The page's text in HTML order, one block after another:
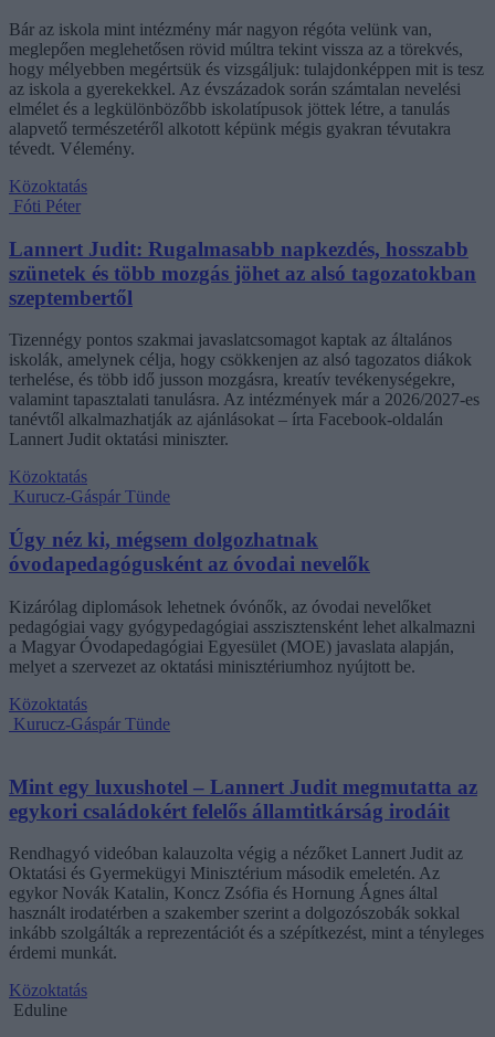
Bár az iskola mint intézmény már nagyon régóta velünk van,
meglepően meglehetősen rövid múltra tekint vissza az a törekvés,
hogy mélyebben megértsük és vizsgáljuk: tulajdonképpen mit is tesz
az iskola a gyerekekkel. Az évszázadok során számtalan nevelési
elmélet és a legkülönbözőbb iskolatípusok jöttek létre, a tanulás
alapvető természetéről alkotott képünk mégis gyakran tévutakra
tévedt. Vélemény.
Közoktatás
Fóti Péter
Lannert Judit: Rugalmasabb napkezdés, hosszabb
szünetek és több mozgás jöhet az alsó tagozatokban
szeptembertől
Tizennégy pontos szakmai javaslatcsomagot kaptak az általános
iskolák, amelynek célja, hogy csökkenjen az alsó tagozatos diákok
terhelése, és több idő jusson mozgásra, kreatív tevékenységekre,
valamint tapasztalati tanulásra. Az intézmények már a 2026/2027-es
tanévtől alkalmazhatják az ajánlásokat – írta Facebook-oldalán
Lannert Judit oktatási miniszter.
Közoktatás
Kurucz-Gáspár Tünde
Úgy néz ki, mégsem dolgozhatnak
óvodapedagógusként az óvodai nevelők
Kizárólag diplomások lehetnek óvónők, az óvodai nevelőket
pedagógiai vagy gyógypedagógiai asszisztensként lehet alkalmazni
a Magyar Óvodapedagógiai Egyesület (MOE) javaslata alapján,
melyet a szervezet az oktatási minisztériumhoz nyújtott be.
Közoktatás
Kurucz-Gáspár Tünde
Mint egy luxushotel – Lannert Judit megmutatta az
egykori családokért felelős államtitkárság irodáit
Rendhagyó videóban kalauzolta végig a nézőket Lannert Judit az
Oktatási és Gyermekügyi Minisztérium második emeletén. Az
egykor Novák Katalin, Koncz Zsófia és Hornung Ágnes által
használt irodatérben a szakember szerint a dolgozószobák sokkal
inkább szolgálták a reprezentációt és a szépítkezést, mint a tényleges
érdemi munkát.
Közoktatás
Eduline